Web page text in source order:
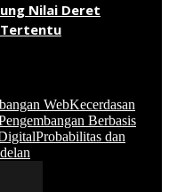
Nilai Deret
Tertentu
WebKecerdasan
Berbasis
Probabilitas dan